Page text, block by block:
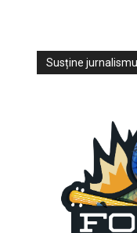
Sondaje
Video
Susține